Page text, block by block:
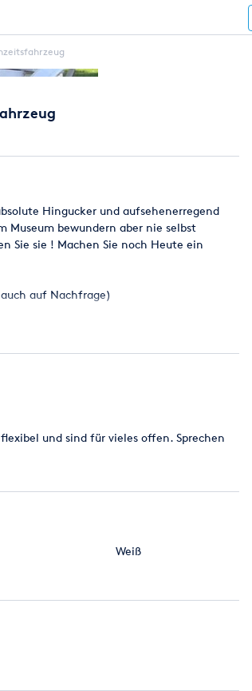
Hingucker und aufsehenerregend
Museum bewundern aber nie selbst
Sie sie ! Machen Sie noch Heute ein
auf Nachfrage)
kein Verdeck besitzt. Sollte es an dem
und sind für vieles offen. Sprechen
Weiß